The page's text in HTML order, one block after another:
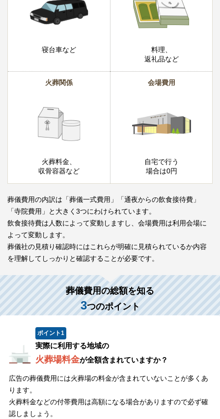
寝台車など
料理、
返礼品など
火葬関係
火葬料金、
収骨容器など
会場費用
自宅で行う
場合は0円
葬儀費用の内訳は「葬儀一式費用」「通夜からの飲食接待費」
「寺院費用」と大きく3つにわけられています。
飲食接待費は人数によって変動しますし、会場費用は利用会場に
よって変動します。
葬儀社の見積り確認時にはこれらが明確に見積られているか内容
を理解してしっかりと確認することが必要です。
葬儀費用の総額を知る
3つのポイント
ポイント1
実際に利用する地域の
火葬場料金が全額含まれていますか？
広告の葬儀費用には火葬場の料金が含まれていないことが多くあ
ります。
火葬料金などの付帯費用は高額になる場合がありますので必ず確
認しましょう。